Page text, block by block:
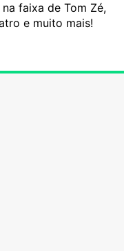
faixa de Tom Zé,
e muito mais!